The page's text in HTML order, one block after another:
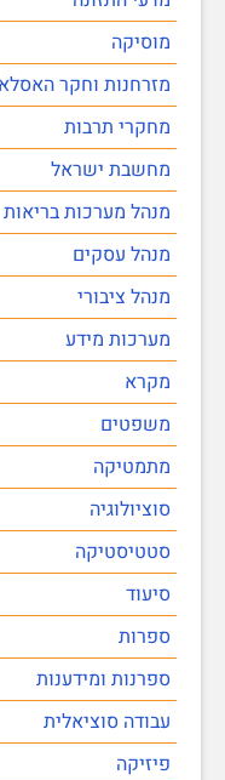
מוסיקה
מזרחנות וחקר
מחקרי תרבות
מחשבת ישראל
מנהל מערכות בריאות
מנהל עסקים
מנהל ציבורי
מערכות מידע
מקרא
משפטים
מתמטיקה
סוציולוגיה
סטטיסטיקה
סיעוד
ספרות
ספרנות ומידענות
עבודה סוציאלית
פיזיקה